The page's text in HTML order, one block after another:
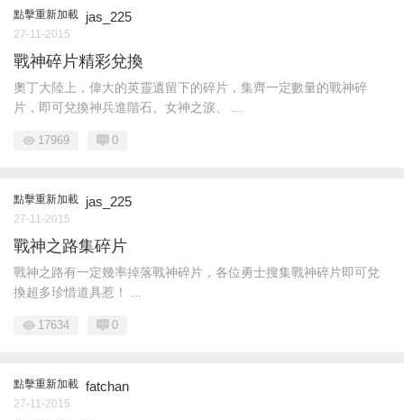
點擊重新加載 jas_225
27-11-2015
戰神碎片精彩兌換
奧丁大陸上，偉大的英靈遺留下的碎片，集齊一定數量的戰神碎
片，即可兌換神兵進階石、女神之淚、 ...
17969 0
點擊重新加載 jas_225
27-11-2015
戰神之路集碎片
戰神之路有一定幾率掉落戰神碎片，各位勇士搜集戰神碎片即可兌
換超多珍惜道具惹！ ...
17634 0
點擊重新加載 fatchan
27-11-2015